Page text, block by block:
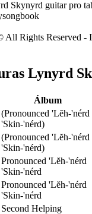
All Rights Reserved -
Lynyrd
Álbum
(Pronounced 'Lĕh-'nérd
'Skin-'nérd)
(Pronounced 'Lĕh-'nérd
'Skin-'nérd)
Pronounced 'Lĕh-'nérd
'Skin-'nérd
Pronounced 'Lĕh-'nérd
'Skin-'nérd
Second Helping